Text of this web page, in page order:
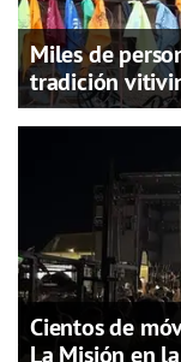
Miles de
tradición
Cientos de
La Misión en